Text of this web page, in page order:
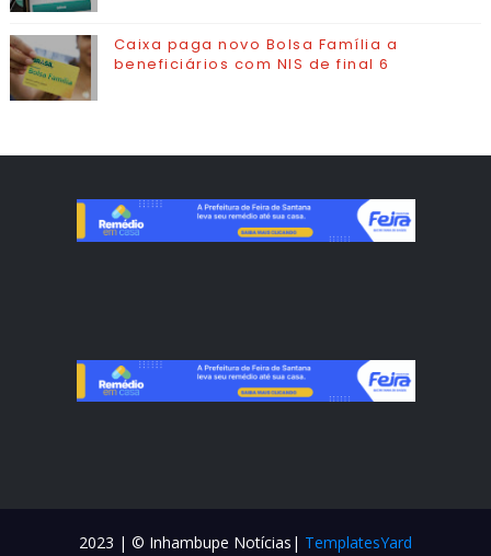
Caixa paga novo Bolsa Família a
beneficiários com NIS de final 6
2023 | © Inhambupe Notícias| TemplatesYard